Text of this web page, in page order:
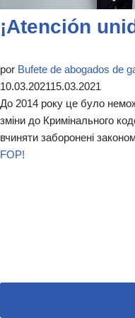
¡Atención
por Bufete de abogados de
10.03.202115.03.2021
До 2014 року це було
зміни до Кримінального
вчиняти заборонені
FOP!